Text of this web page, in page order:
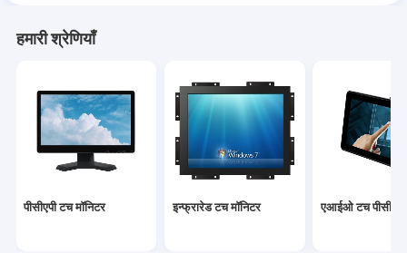
टीएफटी एलसीडी पैनल
भूतल ध्वनिक तरंग टच स्क्रीन
घुमावदार टच स्क्रीन मॉनिटर
हमारी श्रेणियाँ
पीसीएपी टच मॉनिटर इन्फ्रारेड टच मॉनिटर एआईओ टच पीसी